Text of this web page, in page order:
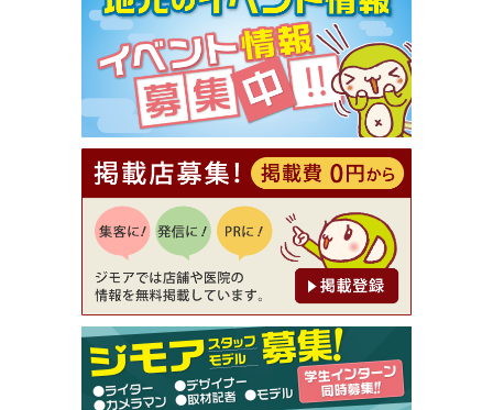
【ジモア限定①】初回割引 特価 VIO脱毛11,000円
⇒8,800円（メンズ専門ワックス脱毛サロン Mickle
（ミックル））
[有効期限]2026年9月30日
【ジモア読者特典2】コース 3,500円→3,000円（料
理5品+2時間飲み放題）（創作イタリアン Pia Cu
ore（ピアクオーレ））
[有効期限]2026年9月30日
【ジモア読者特典1】料理全品20％OFF ※18時以
降（創作イタリアン Pia Cuore（ピアクオーレ））
[有効期限]2026年9月30日
【ジモア限定②】初回割引 特価 鼻毛脱毛 半額 2,2
00円⇒1,100円（メンズ専門ワックス脱毛サロン Mi
ckle（ミックル））
[有効期限]2026年9月30日
【ジモア限定特典①】まつ毛カール 3,850円→ 2,7
50円（Premiere（プルミエール））
[有効期限]2026年9月30日